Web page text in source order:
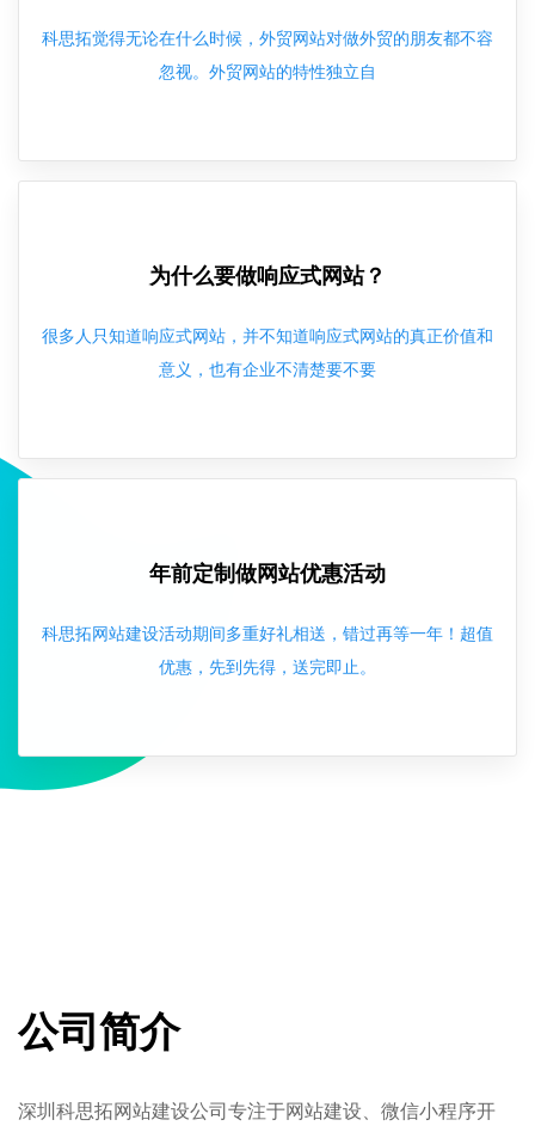
科思拓觉得无论在什么时候，外贸网站对做外贸的朋友都不容
忽视。外贸网站的特性独立自
为什么要做响应式网站？
很多人只知道响应式网站，并不知道响应式网站的真正价值和
意义，也有企业不清楚要不要
年前定制做网站优惠活动
科思拓网站建设活动期间多重好礼相送，错过再等一年！超值
优惠，先到先得，送完即止。
公司简介
深圳科思拓网站建设公司专注于网站建设、微信小程序开